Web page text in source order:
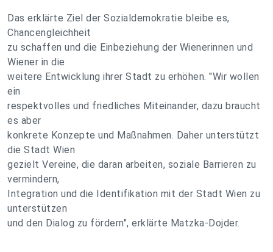
Das erklärte Ziel der Sozialdemokratie bleibe es,
Chancengleichheit
zu schaffen und die Einbeziehung der Wienerinnen und
Wiener in die
weitere Entwicklung ihrer Stadt zu erhöhen. "Wir wollen
ein
respektvolles und friedliches Miteinander, dazu braucht
es aber
konkrete Konzepte und Maßnahmen. Daher unterstützt
die Stadt Wien
gezielt Vereine, die daran arbeiten, soziale Barrieren zu
vermindern,
Integration und die Identifikation mit der Stadt Wien zu
unterstützen
und den Dialog zu fördern", erklärte Matzka-Dojder.